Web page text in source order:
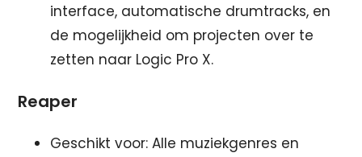
interface, automatische drumtracks, en
de mogelijkheid om projecten over te
zetten naar Logic Pro X.
Reaper
Geschikt voor: Alle muziekgenres en